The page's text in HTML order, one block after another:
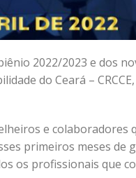
2022/2023 e dos
do Ceará –
e colaboradores
primeiros meses de
os profissionais que